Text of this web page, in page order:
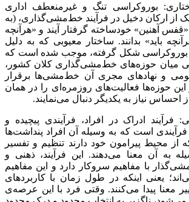
بوروکراسی تنگ و غیرمنعطف اداری
ارکان دخیل در فرآیند خط‌مشی‌گذاری، (به
آهنین» خودساخته گرفتار آیند و «هرآنچه
باید» بدانند. ساختار معیوبی که به دلیل
بوروکراسی شکل گرفته، موجب شده است که
میان حوزه‌های خط‌مشی‌گذاری کلان کشور،
و نهادهای مجری آن خط‌مشی‌ها برقرار
حوزه‌ها فعالیت‌های روزمره‌ای را در همان
احساس نیاز به یکدیگر دنبال می‌نمایند.
فرآیند ادراک در افراد، فرآیندی پیچیده و
است که به وسیله آن افراد پنداشت‌ها
از محیط پیرامون خود دارند تنظیم و تفسیر
به آن معنا می‌دهند. این فرآیند، ذهنی و
با مفاهیم سروکار دارد و این مفاهیم
یعنی اینکه در طول زمان با کاربردهای
معنا پیدا می‌کنند. وقتی فرد با این عرصه‌ی